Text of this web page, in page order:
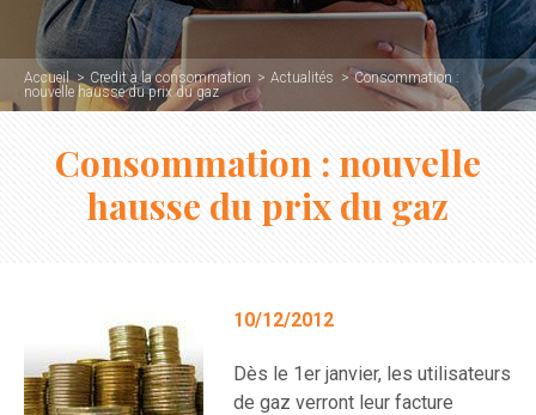
Accueil Credit a la consommation Actualités
Consommation :
nouvelle hausse du prix du gaz
Consommation : nouvelle
hausse du prix du gaz
10/12/2012
Dès le 1er janvier, les utilisateurs
de gaz verront leur facture